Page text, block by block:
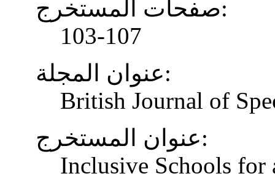
صفحات المستخرج:
103-107
عنوان المجلة:
British Journal of
عنوان المستخرج:
Inclusive Schools for